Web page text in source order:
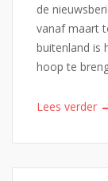
de
vanaf maart
buitenland is
hoop te
Lees verder